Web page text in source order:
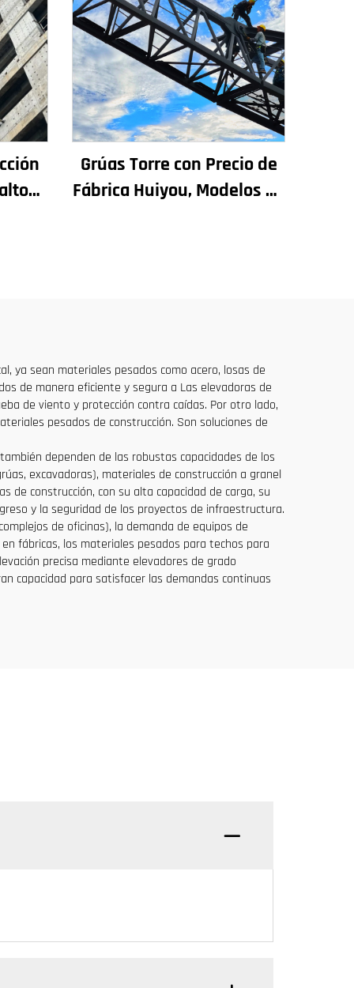
Grúas Torre con Precio de
Fábrica Huiyou, Modelos de
ya sean materiales pesados como acero, losas de
de manera eficiente y segura a Las elevadoras de
de viento y protección contra caídas. Por otro lado,
pesados de construcción. Son soluciones de
dependen de las robustas capacidades de los
excavadoras), materiales de construcción a granel
de construcción, con su alta capacidad de carga, su
y la seguridad de los proyectos de infraestructura.
de oficinas), la demanda de equipos de
fábricas, los materiales pesados para techos para
precisa mediante elevadores de grado
capacidad para satisfacer las demandas continuas